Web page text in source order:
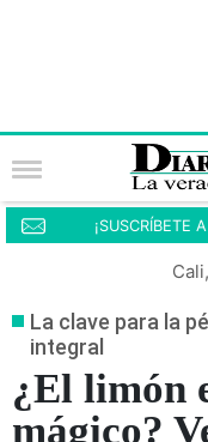
¡SUSCRÍBETE
La clave para la
integral
¿El limón
mágico?